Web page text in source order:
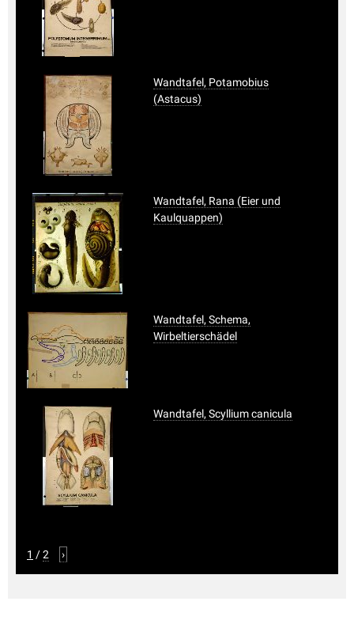
Wandtafel, Potamobius
(Astacus)
Wandtafel, Rana (Eier und
Kaulquappen)
Wandtafel, Schema,
Wirbeltierschädel
Wandtafel, Scyllium canicula
1 /2 ›